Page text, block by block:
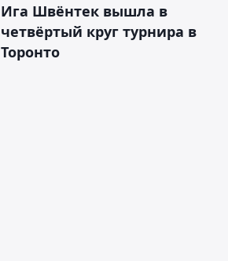
Ига Швёнтек вышла в
четвёртый круг турнира в
Торонто